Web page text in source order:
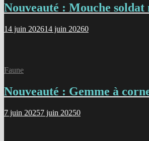
Nouveauté : Mouche
14 juin 202614 juin 20260
Faune
Nouveauté : Gemme à
7 juin 20257 juin 20250